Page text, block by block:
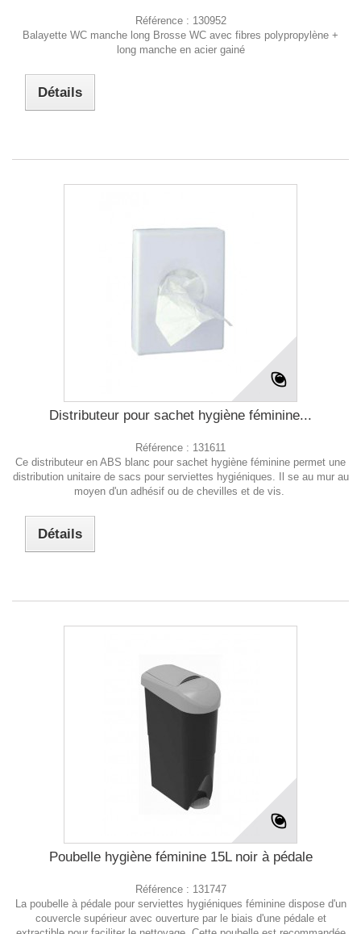
Référence : 130952
Balayette WC manche long Brosse WC avec fibres polypropylène +
long manche en acier gainé
Détails
Distributeur pour sachet hygiène féminine...
Référence : 131611
Ce distributeur en ABS blanc pour sachet hygiène féminine permet une
distribution unitaire de sacs pour serviettes hygiéniques. Il se au mur au
moyen d'un adhésif ou de chevilles et de vis.
Détails
Poubelle hygiène féminine 15L noir à pédale
Référence : 131747
La poubelle à pédale pour serviettes hygiéniques féminine dispose d'un
couvercle supérieur avec ouverture par le biais d'une pédale et